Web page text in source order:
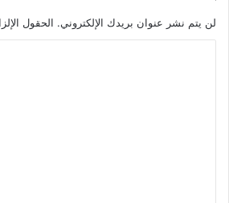
لن يتم نشر عنوان بريدك الإلكتروني. الحقول